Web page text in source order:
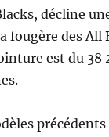
décline
fougère des All
est du 38
précédents